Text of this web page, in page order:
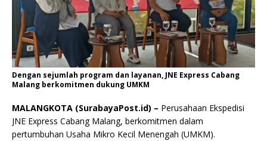
Dengan sejumlah program dan layanan, JNE Express Cabang
Malang berkomitmen dukung UMKM
MALANGKOTA (SurabayaPost.id) – Perusahaan Ekspedisi
JNE Express Cabang Malang, berkomitmen dalam
pertumbuhan Usaha Mikro Kecil Menengah (UMKM).